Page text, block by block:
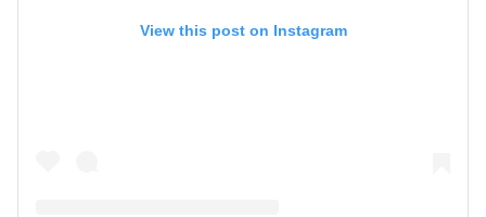
View this post on Instagram